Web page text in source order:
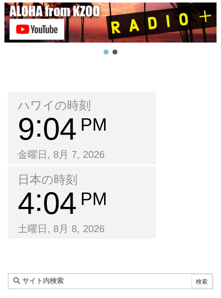
ハワイの時刻
9 04 PM
金曜日, 8月 7, 2026
日本の時刻
4 04 PM
土曜日, 8月 8, 2026